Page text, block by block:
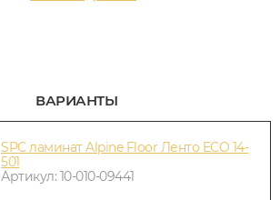
ВАРИАНТЫ
SPC ламинат Alpine Floor Ленто ECO 14-
501
Артикул: 10-010-09441